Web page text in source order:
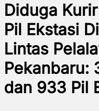
Diduga
Pil Ekstasi
Lintas
Pekanbaru:
dan 933 Pil